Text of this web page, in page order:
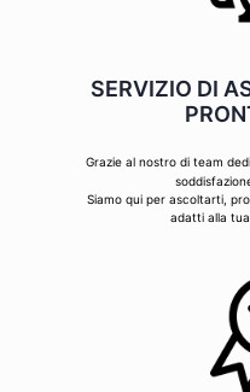
SERVIZIO DI
Grazie al nostro di team
Siamo qui per ascoltarti,
adatti alla